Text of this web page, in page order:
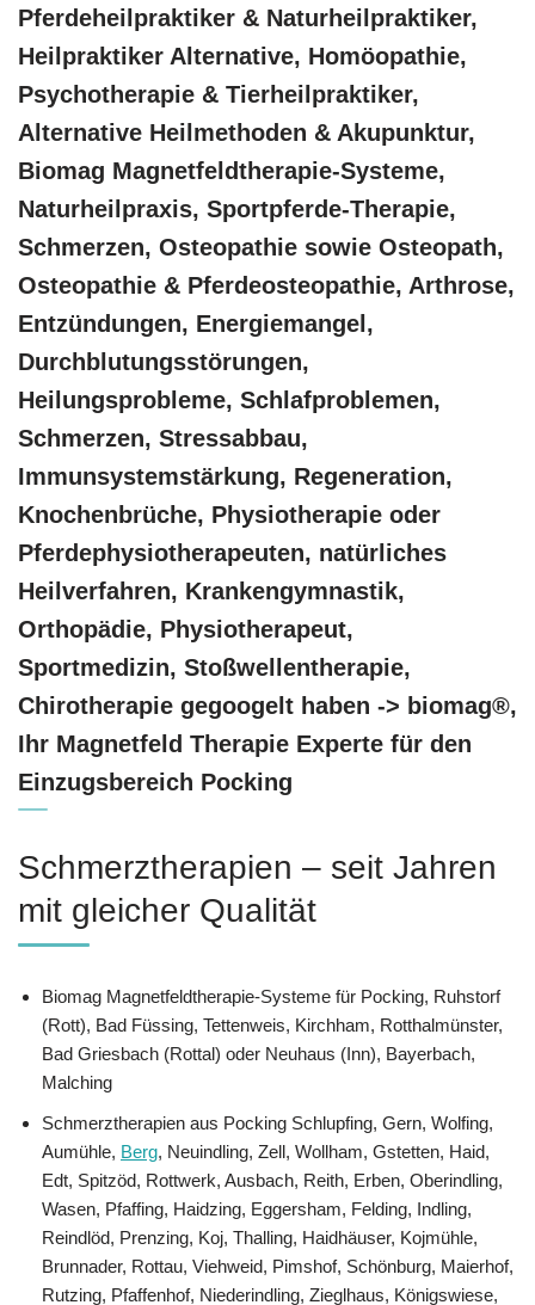
Pferdeheilpraktiker & Naturheilpraktiker,
Heilpraktiker Alternative, ‎Homöopathie,
‎Psychotherapie & ‎Tierheilpraktiker,
Alternative Heilmethoden & Akupunktur,
Biomag Magnetfeldtherapie-Systeme,
Naturheilpraxis, Sportpferde-Therapie,
Schmerzen, Osteopathie sowie Osteopath,
Osteopathie & Pferdeosteopathie, Arthrose,
Entzündungen, Energiemangel,
Durchblutungsstörungen,
Heilungsprobleme, Schlafproblemen,
Schmerzen, Stressabbau,
Immunsystemstärkung, Regeneration,
Knochenbrüche, Physiotherapie oder
Pferdephysiotherapeuten, natürliches
Heilverfahren, Krankengymnastik,
Orthopädie, Physiotherapeut,
Sportmedizin, Stoßwellentherapie,
Chirotherapie gegoogelt haben -> biomag®,
Ihr Magnetfeld Therapie Experte für den
Einzugsbereich Pocking
Schmerztherapien – seit Jahren
mit gleicher Qualität
Biomag Magnetfeldtherapie-Systeme für Pocking, Ruhstorf
(Rott), Bad Füssing, Tettenweis, Kirchham, Rotthalmünster,
Bad Griesbach (Rottal) oder Neuhaus (Inn), Bayerbach,
Malching
Schmerztherapien aus Pocking Schlupfing, Gern, Wolfing,
Aumühle, Berg, Neuindling, Zell, Wollham, Gstetten, Haid,
Edt, Spitzöd, Rottwerk, Ausbach, Reith, Erben, Oberindling,
Wasen, Pfaffing, Haidzing, Eggersham, Felding, Indling,
Reindlöd, Prenzing, Koj, Thalling, Haidhäuser, Kojmühle,
Brunnader, Rottau, Viehweid, Pimshof, Schönburg, Maierhof,
Rutzing, Pfaffenhof, Niederindling, Zieglhaus, Königswiese,